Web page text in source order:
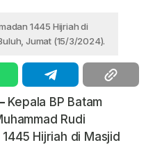
1445 Hijriah di
Jumat (15/3/2024).
Kepala BP Batam
Rudi
Hijriah di Masjid